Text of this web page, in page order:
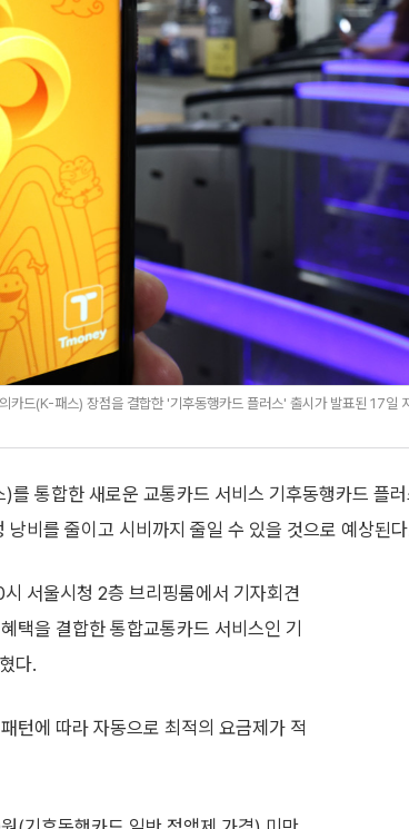
드(K-패스) 장점을 결합한 '기후동행카드 플러스' 출시가 발표된 17일
통합한 새로운 교통카드 서비스 기후동행카드 플
비를 줄이고 시비까지 줄일 수 있을 것으로 예상된
서울시청 2층 브리핑룸에서 기자회견
택을 결합한 통합교통카드 서비스인 기
다.
턴에 따라 자동으로 최적의 요금제가 적